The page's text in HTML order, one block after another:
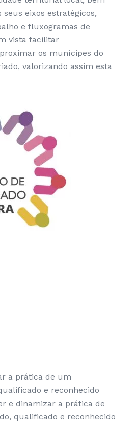
eixos estratégicos,
e fluxogramas de
vista facilitar
os munícipes do
valorizando assim esta
a prática de um
e reconhecido
e dinamizar a prática de
qualificado e reconhecido